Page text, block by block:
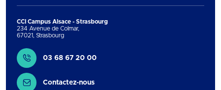
CCI Campus Alsace - Strasbourg
234 Avenue de Colmar,
67021, Strasbourg
Contact
03 68 67 20 00
Contactez-nous